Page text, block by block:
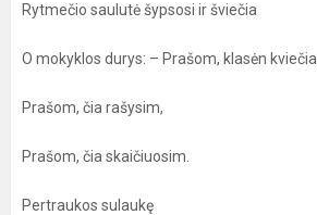
Rytmečio saulutė šypsosi ir šviečia
O mokyklos durys: – Prašom, klasėn kviečia.
Prašom, čia rašysim,
Prašom, čia skaičiuosim.
Pertraukos sulaukę